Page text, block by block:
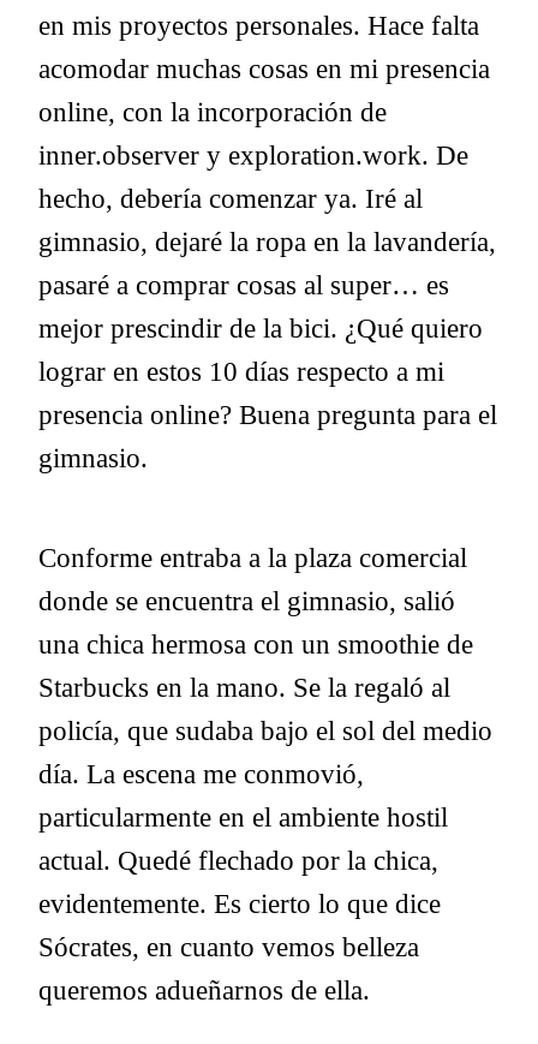
en mis proyectos personales. Hace falta
acomodar muchas cosas en mi presencia
online, con la incorporación de
inner.observer y exploration.work. De
hecho, debería comenzar ya. Iré al
gimnasio, dejaré la ropa en la lavandería,
pasaré a comprar cosas al super… es
mejor prescindir de la bici. ¿Qué quiero
lograr en estos 10 días respecto a mi
presencia online? Buena pregunta para el
gimnasio.
Conforme entraba a la plaza comercial
donde se encuentra el gimnasio, salió
una chica hermosa con un smoothie de
Starbucks en la mano. Se la regaló al
policía, que sudaba bajo el sol del medio
día. La escena me conmovió,
particularmente en el ambiente hostil
actual. Quedé flechado por la chica,
evidentemente. Es cierto lo que dice
Sócrates, en cuanto vemos belleza
queremos adueñarnos de ella.